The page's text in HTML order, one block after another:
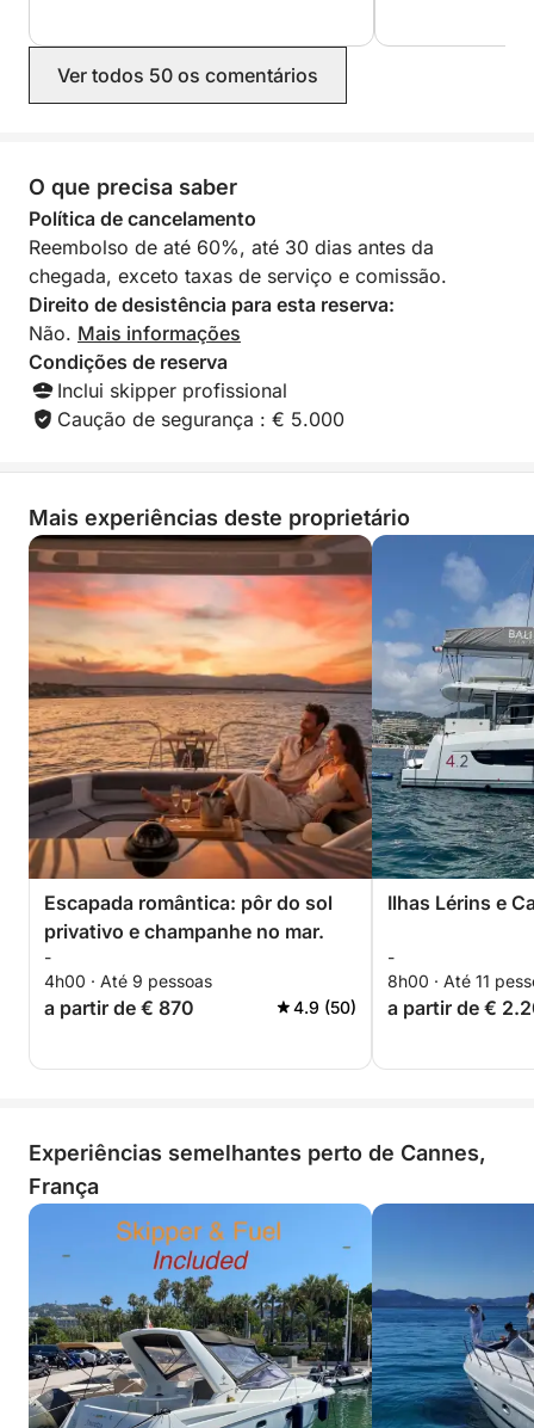
Olivier sans hésitation !
Ver todos 50 os comentários
O que precisa saber
Política de cancelamento
Reembolso de até 60%, até 30 dias antes da
chegada, exceto taxas de serviço e comissão.
Direito de desistência para esta reserva:
Não. Mais informações
Condições de reserva
Inclui skipper profissional
Caução de segurança : € 5.000
Mais experiências deste proprietário
Escapada romântica: pôr do sol
privativo e champanhe no mar.
-
4h00 · Até 9 pessoas
a partir de € 870 4.9 (50)
Ilhas Lérins e
-
8h00 · Até 11
a partir de €
Experiências semelhantes perto de Cannes,
França